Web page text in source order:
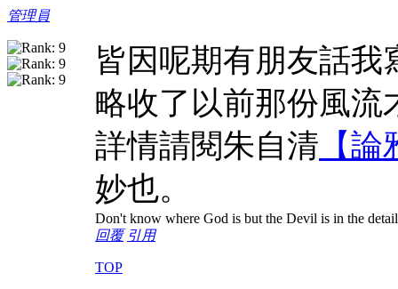
管理員
皆因呢期有朋友話我
略收了以前那份風流
詳情請閱朱自清 【
妙也。
Don't know where God is but the Devil is in the
回覆 引用
TOP